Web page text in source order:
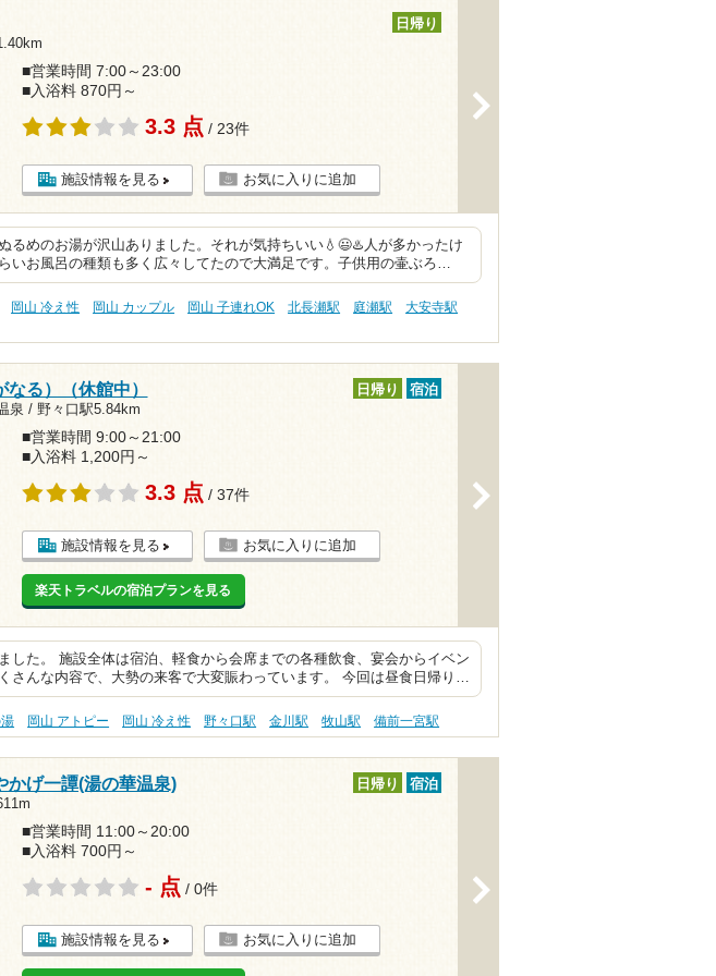
日帰り
■営業時間 7:00～23:00
■入浴料 870円～
3.3 点 / 23件
施設情報を見る お気に入りに追加
るめのお湯が沢山ありました。それが気持ちいい💧😃♨️人が多かったけ
いお風呂の種類も多く広々してたので大満足です。子供用の壷ぶろ…
岡山 冷え性 岡山 カップル 岡山 子連れOK 北長瀬駅 庭瀬駅
大安寺駅
る）（休館中）
泉 / 野々口駅5.84km
日帰り 宿泊
■営業時間 9:00～21:00
■入浴料 1,200円～
3.3 点 / 37件
施設情報を見る お気に入りに追加
楽天トラベルの宿泊プランを見る
した。 施設全体は宿泊、軽食から会席までの各種飲食、宴会からイベン
さんな内容で、大勢の来客で大変賑わっています。 今回は昼食日帰り…
岡山 アトピー 岡山 冷え性 野々口駅 金川駅 牧山駅 備前一宮駅
げ一譚(湯の華温泉) 日帰り 宿泊
■営業時間 11:00～20:00
■入浴料 700円～
- 点 / 0件
施設情報を見る お気に入りに追加